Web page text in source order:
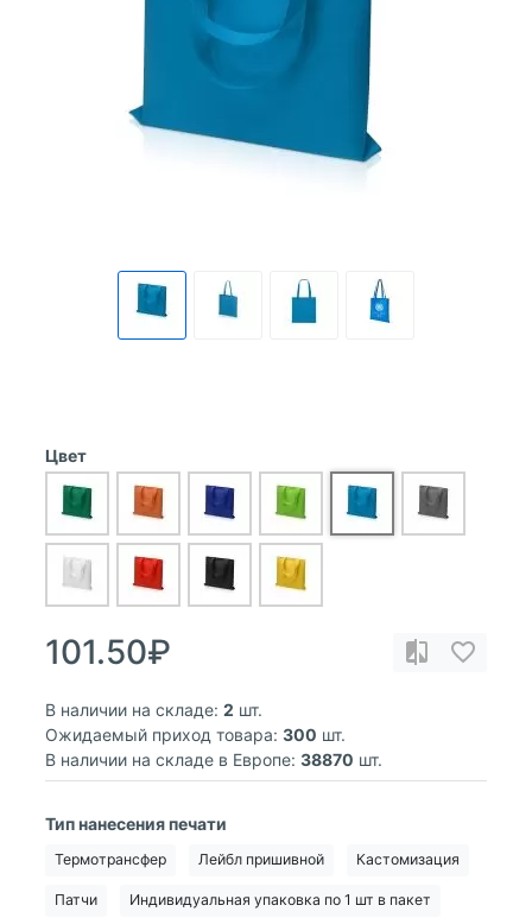
Цвет
101.50₽
В наличии на складе: 2 шт.
Ожидаемый приход товара: 300 шт.
В наличии на складе в Европе: 38870 шт.
Тип нанесения печати
Термотрансфер Лейбл пришивной Кастомизация
Патчи Индивидуальная упаковка по 1 шт в пакет